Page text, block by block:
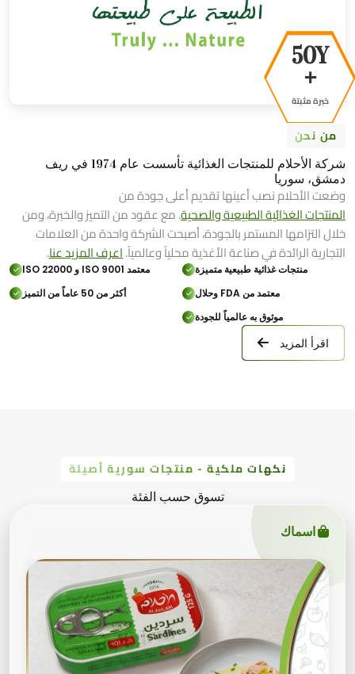
50Y
+
خبرة مثبتة
من نحن
شركة الأحلام للمنتجات الغذائية تأسست عام 1974 في ريف
دمشق، سوريا
وضعت الأحلام نصب أعينها تقديم أعلى جودة من
المنتجات الغذائية الطبيعية والصحية. مع عقود من التميز والخبرة، ومن
خلال التزامها المستمر بالجودة، أصبحت الشركة واحدة من العلامات
التجارية الرائدة في صناعة الأغذية محلياً وعالمياً.اعرف المزيد عنا.
منتجات غذائية طبيعية متميزة
معتمد ISO 9001 و ISO 22000
معتمد من FDA وحلال
أكثر من 50 عاماً من التميز
موثوق به عالمياً للجودة
اقرأ المزيد
نكهات ملكية - منتجات سورية أصيلة
تسوق حسب الفئة
اسماك